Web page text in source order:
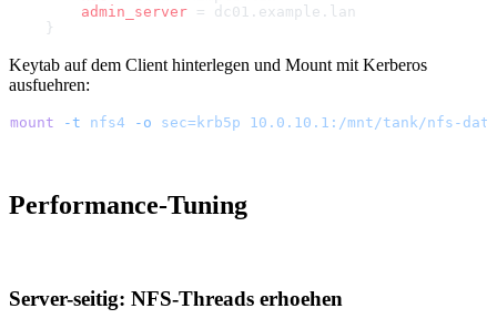
        admin_server
= dc01.example.lan
    }
Keytab auf dem Client hinterlegen und Mount mit Kerberos
ausfuehren:
mount -t nfs4 -o sec=krb5p 10.0.10.1:/mnt/tank/nfs-data
Performance-Tuning
Server-seitig: NFS-Threads erhoehen